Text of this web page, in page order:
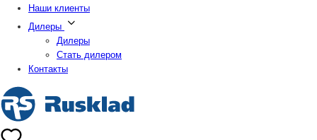
Наши клиенты
Дилеры
Дилеры
Стать дилером
Контакты